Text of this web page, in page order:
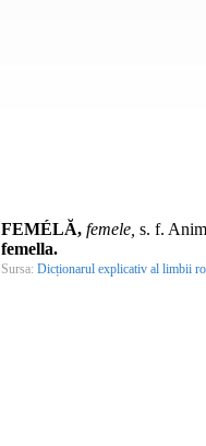
FEMÉLĂ, femele, s. f.
femella.
Sursa: Dicționarul explicativ al limbii